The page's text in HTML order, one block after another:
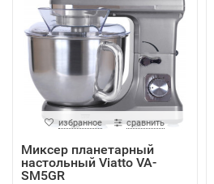
избранное сравнить
Миксер планетарный
настольный Viatto VA-
SM5GR